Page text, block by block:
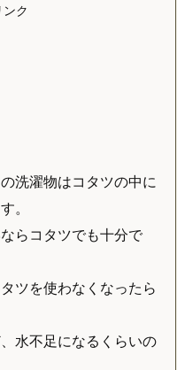
ク
洗濯物はコタツの中に
。
らコタツでも十分で
ツを使わなくなったら
水不足になるくらいの